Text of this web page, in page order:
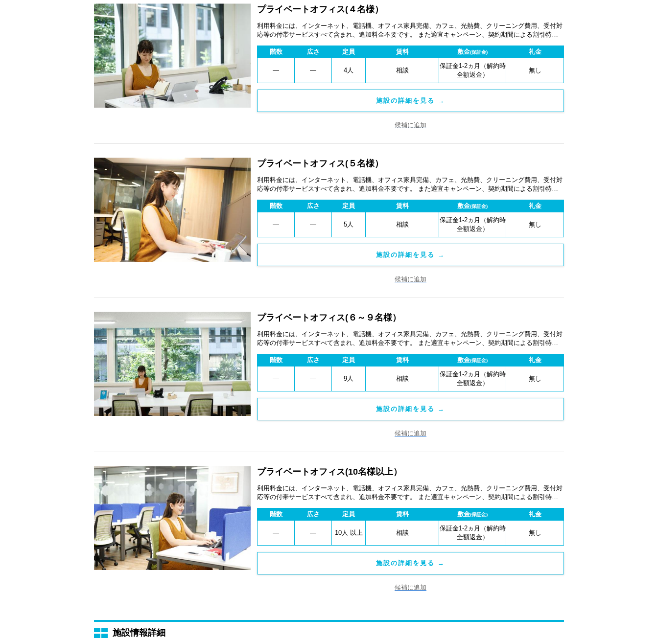
プライベートオフィス(４名様）
利用料金には、インターネット、電話機、オフィス家具完備、カフェ、光熱費、クリーニング費用、受付対
応等の付帯サービスすべて含まれ、追加料金不要です。 また適宜キャンペーン、契約期間による割引特典
階数
広さ 定員 賃料 敷金(保証金) 礼金
― ― 4人 相談
保証金1-2ヵ月（解約時
全額返金）
無し
施設の詳細を見る →
候補に追加
プライベートオフィス(５名様）
利用料金には、インターネット、電話機、オフィス家具完備、カフェ、光熱費、クリーニング費用、受付対
応等の付帯サービスすべて含まれ、追加料金不要です。 また適宜キャンペーン、契約期間による割引特典
階数
広さ 定員 賃料 敷金(保証金) 礼金
― ― 5人 相談
保証金1-2ヵ月（解約時
全額返金）
無し
施設の詳細を見る →
候補に追加
プライベートオフィス(６～９名様）
利用料金には、インターネット、電話機、オフィス家具完備、カフェ、光熱費、クリーニング費用、受付対
応等の付帯サービスすべて含まれ、追加料金不要です。 また適宜キャンペーン、契約期間による割引特典
階数
広さ 定員 賃料 敷金(保証金) 礼金
― ― 9人 相談
保証金1-2ヵ月（解約時
全額返金）
無し
施設の詳細を見る →
候補に追加
プライベートオフィス(10名様以上）
利用料金には、インターネット、電話機、オフィス家具完備、カフェ、光熱費、クリーニング費用、受付対
応等の付帯サービスすべて含まれ、追加料金不要です。 また適宜キャンペーン、契約期間による割引特典
階数
広さ 定員 賃料 敷金(保証金) 礼金
― ― 10人 以上 相談
保証金1-2ヵ月（解約時
全額返金）
無し
施設の詳細を見る →
候補に追加
施設情報詳細